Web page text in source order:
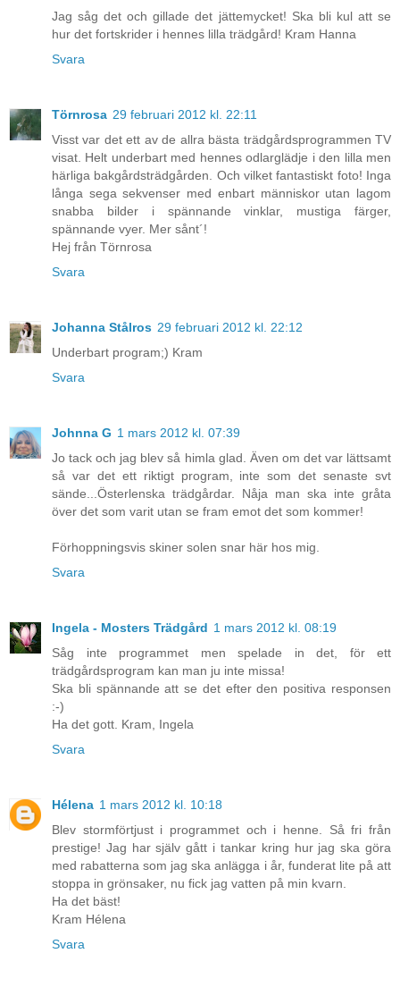
Jag såg det och gillade det jättemycket! Ska bli kul att se
hur det fortskrider i hennes lilla trädgård! Kram Hanna
Svara
Törnrosa 29 februari 2012 kl. 22:11
Visst var det ett av de allra bästa trädgårdsprogrammen TV
visat. Helt underbart med hennes odlarglädje i den lilla men
härliga bakgårdsträdgården. Och vilket fantastiskt foto! Inga
långa sega sekvenser med enbart människor utan lagom
snabba bilder i spännande vinklar, mustiga färger,
spännande vyer. Mer sånt´!
Hej från Törnrosa
Svara
Johanna Stålros 29 februari 2012 kl. 22:12
Underbart program;) Kram
Svara
Johnna G 1 mars 2012 kl. 07:39
Jo tack och jag blev så himla glad. Även om det var lättsamt
så var det ett riktigt program, inte som det senaste svt
sände...Österlenska trädgårdar. Nåja man ska inte gråta
över det som varit utan se fram emot det som kommer!
Förhoppningsvis skiner solen snar här hos mig.
Svara
Ingela - Mosters Trädgård 1 mars 2012 kl. 08:19
Såg inte programmet men spelade in det, för ett
trädgårdsprogram kan man ju inte missa!
Ska bli spännande att se det efter den positiva responsen
:-)
Ha det gott. Kram, Ingela
Svara
Hélena 1 mars 2012 kl. 10:18
Blev stormförtjust i programmet och i henne. Så fri från
prestige! Jag har själv gått i tankar kring hur jag ska göra
med rabatterna som jag ska anlägga i år, funderat lite på att
stoppa in grönsaker, nu fick jag vatten på min kvarn.
Ha det bäst!
Kram Hélena
Svara